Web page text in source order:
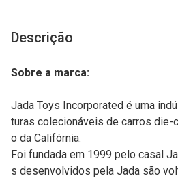
Descrição
Sobre a marca:
Jada Toys Incorporated é uma
turas colecionáveis de carros die-
o da Califórnia.
Foi fundada em 1999 pelo casal
s desenvolvidos pela Jada são